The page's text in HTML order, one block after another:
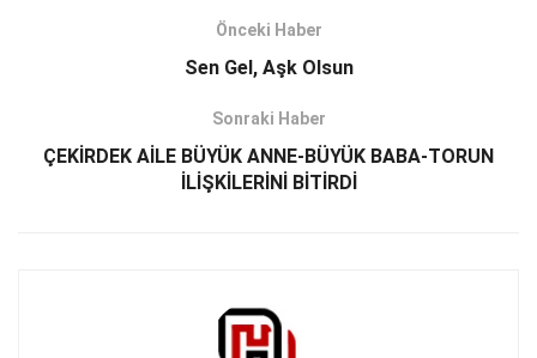
Önceki Haber
Sen Gel, Aşk Olsun
Sonraki Haber
ÇEKİRDEK AİLE BÜYÜK ANNE-BÜYÜK BABA-TORUN
İLİŞKİLERİNİ BİTİRDİ